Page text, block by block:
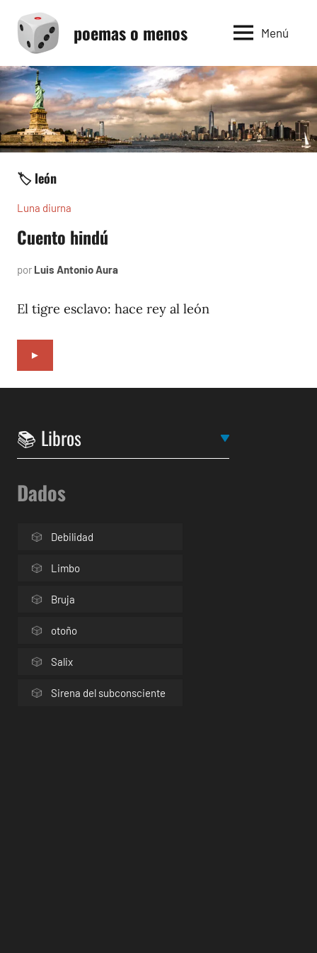
contenido
poemas o menos Menú
🏷️ león
Luna diurna
Cuento hindú
por Luis Antonio Aura
2002
El tigre esclavo: hace rey al león
►
Dados
Debilidad
Limbo
Bruja
otoño
Salix
Sirena del subconsciente